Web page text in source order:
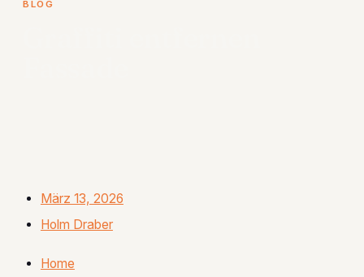
BLOG
März 13, 2026
Holm Draber
Home